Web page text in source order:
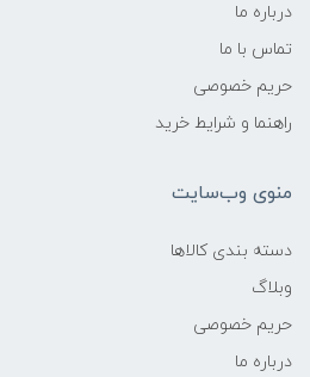
درباره ما
تماس با ما
حریم خصوصی
راهنما و شرایط خرید
منوی وب‌سایت
دسته بندی کالاها
وبلاگ
حریم خصوصی
درباره ما